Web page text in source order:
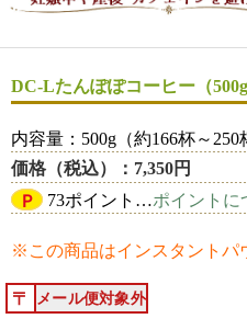
DC-Lたんぽぽコーヒー（500g
内容量：500g（約166杯～250
価格（税込）：7,350円
Ｐ
73ポイント…ポイントに
※この商品はインスタントパ
メール便対象外